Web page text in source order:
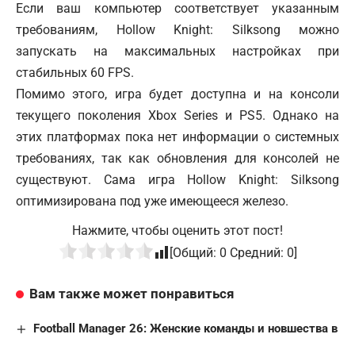
Если ваш компьютер соответствует указанным
требованиям, Hollow Knight: Silksong можно
запускать на максимальных настройках при
стабильных 60 FPS.
Помимо этого, игра будет доступна и на консоли
текущего поколения Xbox Series и PS5. Однако на
этих платформах пока нет информации о системных
требованиях, так как обновления для консолей не
существуют. Сама игра Hollow Knight: Silksong
оптимизирована под уже имеющееся железо.
Нажмите, чтобы оценить этот пост!
[Общий: 0 Средний: 0]
Вам также может понравиться
Football Manager 26: Женские команды и новшества в